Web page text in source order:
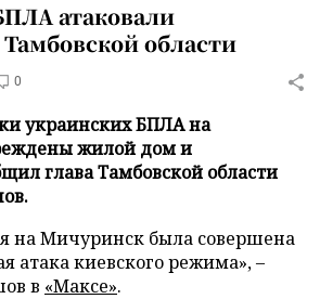
атаковали
области
0
украинских БПЛА на
жилой дом и
глава Тамбовской области
на Мичуринск была совершена
атака киевского режима», –
в «Максе».